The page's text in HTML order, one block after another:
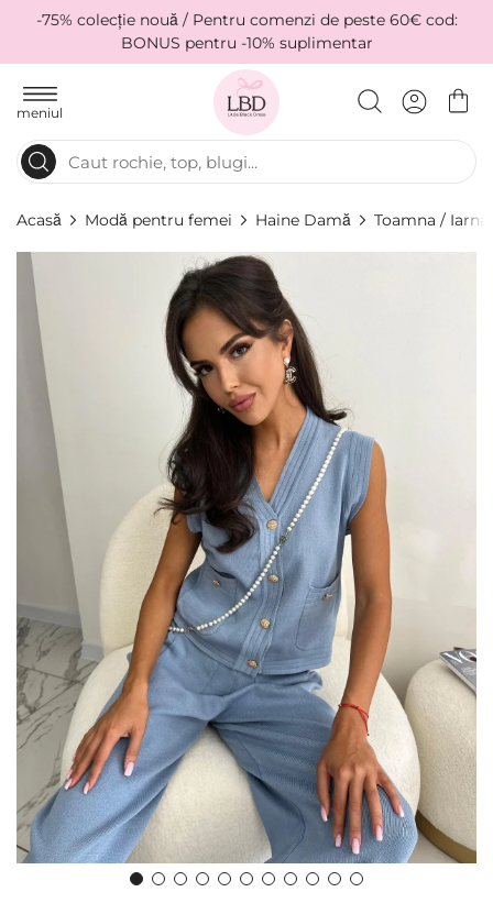
-75% colecție nouă / Pentru comenzi de peste 60€ cod:
BONUS pentru -10% suplimentar
meniul
Acasă Modă pentru femei Haine Damă Toamna / Iarna
Skip
the
end
images
gallery